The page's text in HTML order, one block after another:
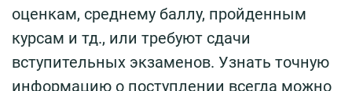
оценкам, среднему баллу, пройденным
курсам и тд., или требуют сдачи
вступительных экзаменов. Узнать точную
информацию о поступлении всегда можно